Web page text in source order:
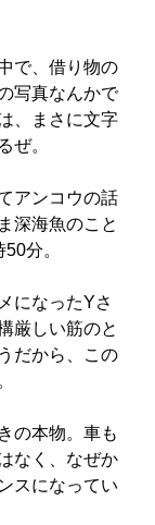
で、借り物の
写真なんかで
、まさに文字
ぜ。
アンコウの話
深海魚のこと
分。
になったYさ
厳しい筋のと
だから、この
の本物。車も
なく、なぜか
スになってい